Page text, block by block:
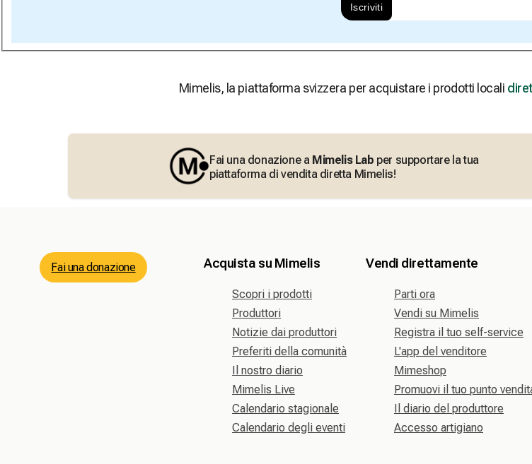
Iscriviti
Mimelis, la piattaforma svizzera per acquistare i prodotti locali
Fai una donazione a Mimelis Lab per supportare la tua
piattaforma di vendita diretta Mimelis!
Fai una donazione Acquista su Mimelis
Scopri i prodotti
Produttori
Notizie dai produttori
Preferiti della comunità
Il nostro diario
Mimelis Live
Calendario stagionale
Calendario degli eventi
Vendi direttamente
Parti ora
Vendi su Mimelis
Registra il tuo self-service
L'app del venditore
Mimeshop
Promuovi il tuo punto
Il diario del produttore
Accesso artigiano